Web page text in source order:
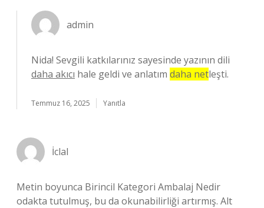
admin
Nida! Sevgili katkılarınız sayesinde yazının dili
daha akıcı hale geldi ve anlatım daha netleşti.
Temmuz 16, 2025 Yanıtla
İclal
Metin boyunca Birincil Kategori Ambalaj Nedir
odakta tutulmuş, bu da okunabilirliği artırmış. Alt